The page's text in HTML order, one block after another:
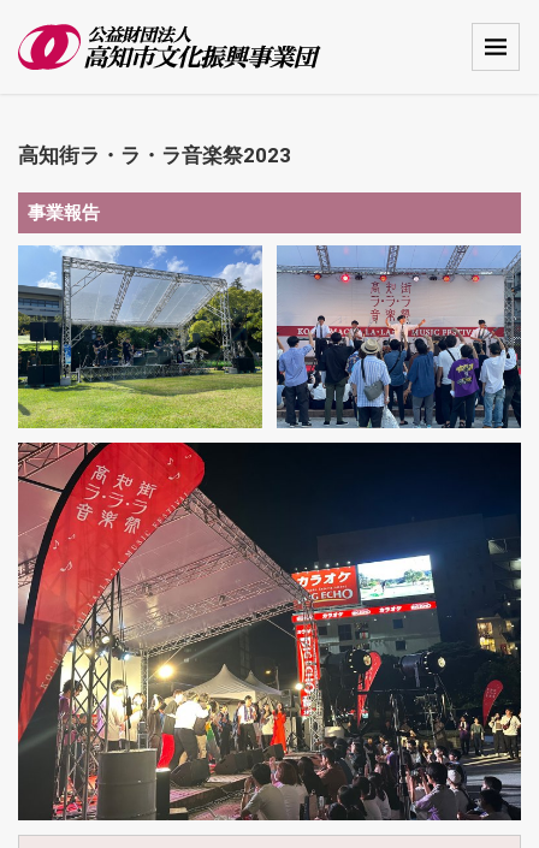
高知街ラ・ラ・ラ音楽祭2023
事業報告